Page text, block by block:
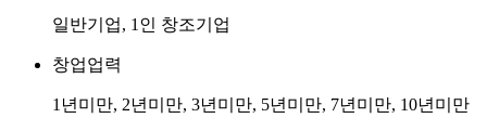
일반기업, 1인 창조기업
창업업력
1년미만, 2년미만, 3년미만, 5년미만, 7년미만, 10년미만